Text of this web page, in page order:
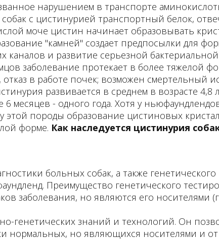
нарушением в транспорте
с цистинурией транспортный белок,
моче цистин начинает образовывать
"камней" создает предпосылки для
и развитие серьезной
заболевание протекает в более тяжелой
в работе почек; возможен смертельный
развивается в среднем в возрасте 4,8
месяцев - одного года. Хотя у
этой породы образование цистиновых
форме. Как наследуется цистинурия
больных собак, а также
Преимущество генетического
заболевания, но являются его носителями
генетических знаний и технологий. Он
нормальных, но являющихся носителями и